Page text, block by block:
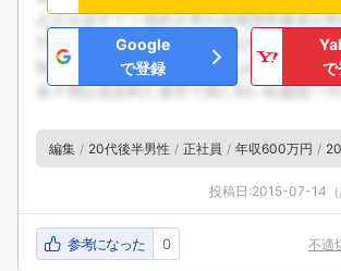
Google
で登録
編集 20代後半男性 正社員 年収600万円
投稿日:2015-07-14
参考になった 0 不適